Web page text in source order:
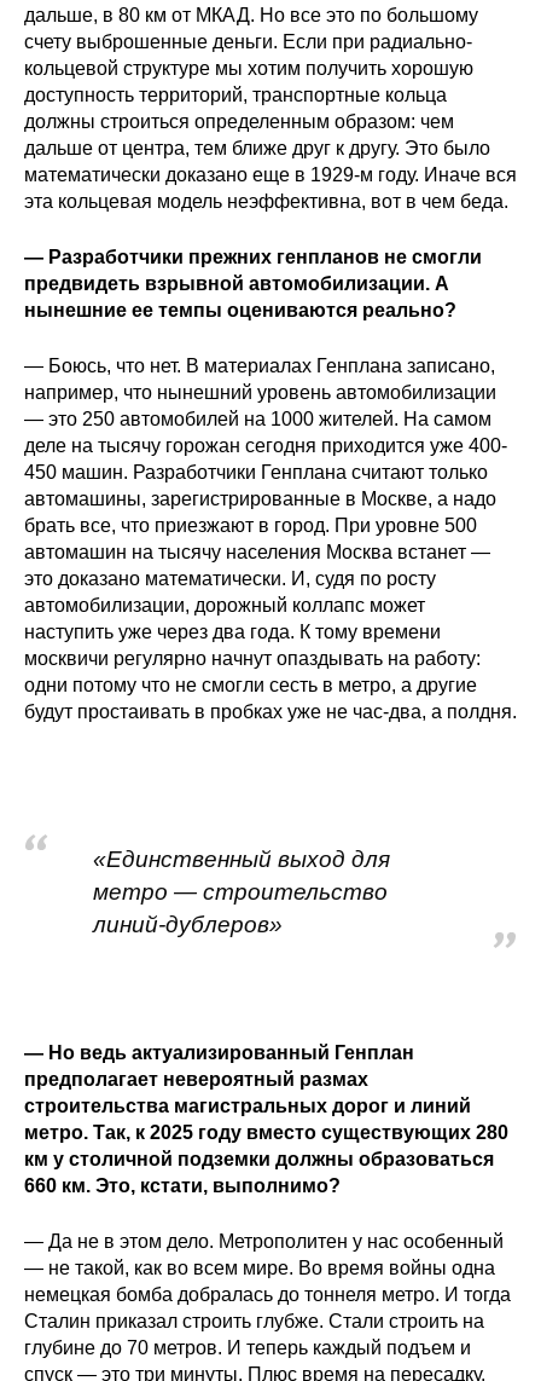
Поступление
Обучение
Нормативные документы
Диссертационный совет
О совете
Материалы
Конкурсы и вакансии
Контакты
дальше, в 80 км от МКАД. Но все это по большому
счету выброшенные деньги. Если при радиально-
кольцевой структуре мы хотим получить хорошую
доступность территорий, транспортные кольца
должны строиться определенным образом: чем
дальше от центра, тем ближе друг к другу. Это было
математически доказано еще в 1929-м году. Иначе вся
эта кольцевая модель неэффективна, вот в чем беда.
— Разработчики прежних генпланов не смогли
предвидеть взрывной автомобилизации. А
нынешние ее темпы оцениваются реально?
— Боюсь, что нет. В материалах Генплана записано,
например, что нынешний уровень автомобилизации
— это 250 автомобилей на 1000 жителей. На самом
деле на тысячу горожан сегодня приходится уже 400-
450 машин. Разработчики Генплана считают только
автомашины, зарегистрированные в Москве, а надо
брать все, что приезжают в город. При уровне 500
автомашин на тысячу населения Москва встанет —
это доказано математически. И, судя по росту
автомобилизации, дорожный коллапс может
наступить уже через два года. К тому времени
москвичи регулярно начнут опаздывать на работу:
одни потому что не смогли сесть в метро, а другие
будут простаивать в пробках уже не час-два, а полдня.
«Единственный выход для
метро — строительство
линий-дублеров»
— Но ведь актуализированный Генплан
предполагает невероятный размах
строительства магистральных дорог и линий
метро. Так, к 2025 году вместо существующих 280
км у столичной подземки должны образоваться
660 км. Это, кстати, выполнимо?
— Да не в этом дело. Метрополитен у нас особенный
— не такой, как во всем мире. Во время войны одна
немецкая бомба добралась до тоннеля метро. И тогда
Сталин приказал строить глубже. Стали строить на
глубине до 70 метров. И теперь каждый подъем и
спуск — это три минуты. Плюс время на пересадку.